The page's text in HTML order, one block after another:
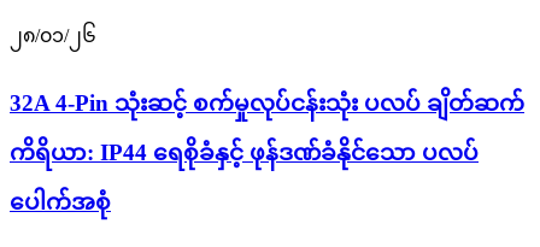
၂၈/၀၁/၂၆
32A 4-Pin သုံးဆင့် စက်မှုလုပ်ငန်းသုံး ပလပ် ချိတ်ဆက်
ကိရိယာ: IP44 ရေစိုခံနှင့် ဖုန်ဒဏ်ခံနိုင်သော ပလပ်
ပေါက်အစုံ